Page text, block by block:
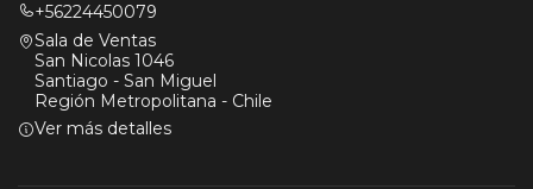
+56224450079
Sala de Ventas
San Nicolas 1046
Santiago - San Miguel
Región Metropolitana - Chile
Ver más detalles